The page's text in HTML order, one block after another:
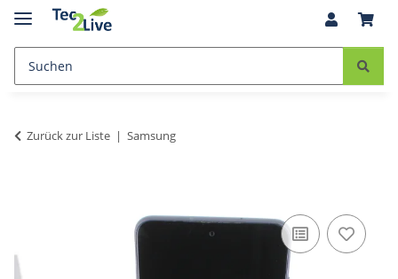
Zurück zur Liste Samsung